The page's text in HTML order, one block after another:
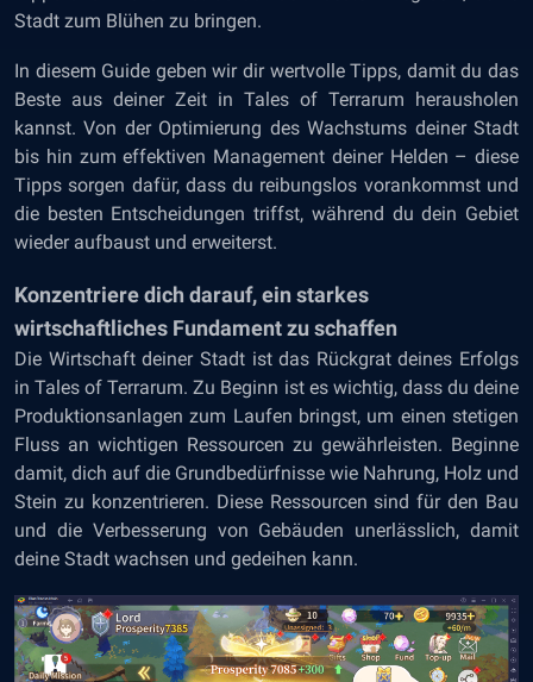
Stadt zum Blühen zu bringen.
In diesem Guide geben wir dir wertvolle Tipps, damit du das
Beste aus deiner Zeit in Tales of Terrarum herausholen
kannst. Von der Optimierung des Wachstums deiner Stadt
bis hin zum effektiven Management deiner Helden – diese
Tipps sorgen dafür, dass du reibungslos vorankommst und
die besten Entscheidungen triffst, während du dein Gebiet
wieder aufbaust und erweiterst.
Konzentriere dich darauf, ein starkes
wirtschaftliches Fundament zu schaffen
Die Wirtschaft deiner Stadt ist das Rückgrat deines Erfolgs
in Tales of Terrarum. Zu Beginn ist es wichtig, dass du deine
Produktionsanlagen zum Laufen bringst, um einen stetigen
Fluss an wichtigen Ressourcen zu gewährleisten. Beginne
damit, dich auf die Grundbedürfnisse wie Nahrung, Holz und
Stein zu konzentrieren. Diese Ressourcen sind für den Bau
und die Verbesserung von Gebäuden unerlässlich, damit
deine Stadt wachsen und gedeihen kann.